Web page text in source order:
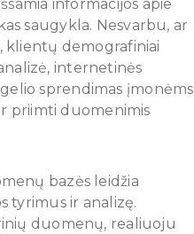
informacijos apie
saugykla. Nesvarbu, ar
klientų demografiniai
internetinės
sprendimas
priimti duomenimis
bazės leidžia
tyrimus ir analizę.
duomenų, realiuoju